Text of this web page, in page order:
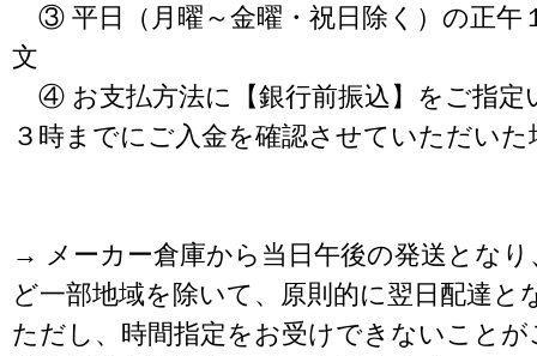
③ 平日（月曜～金曜・祝日除く）の正午
文
④ お支払方法に【銀行前振込】をご指定
３時までにご入金を確認させていただいた
→ メーカー倉庫から当日午後の発送となり
ど一部地域を除いて、原則的に翌日配達と
ただし、時間指定をお受けできないこと